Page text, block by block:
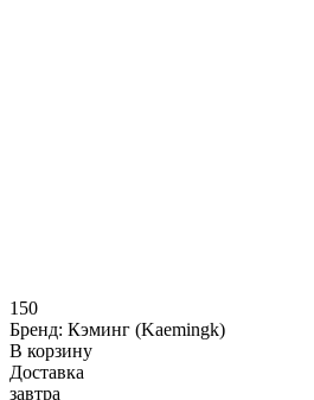
150
Бренд: Кэминг (Kaemingk)
В корзину
Доставка
завтра